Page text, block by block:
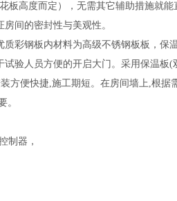
板高度而定），无需其它辅助措施就能
间的密封性与美观性。
彩钢板内材料为高级不锈钢板板，
验人员方便的开启大门。采用保温
方便快捷,施工期短。在房间墙上,根
。
制器，